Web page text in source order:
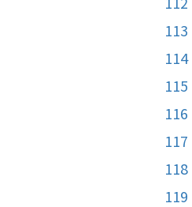
113
114
115
116
117
118
119